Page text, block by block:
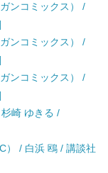
ンコミックス） /
ンコミックス） /
ンコミックス） /
崎 ゆきる /
） / 白浜 鴎 / 講談社